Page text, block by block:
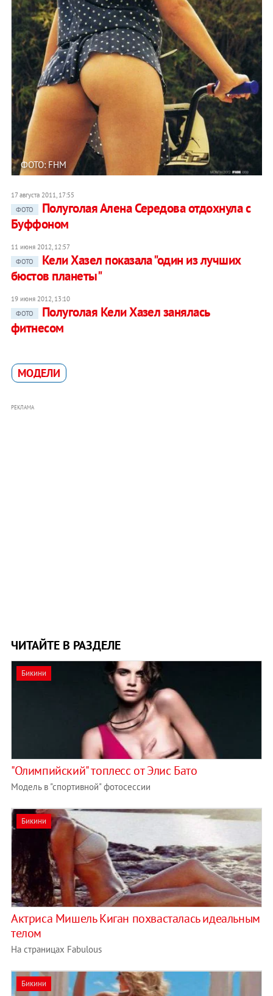
ФОТО: FHM
17 августа 2011, 17:55
ФОТО
Полуголая Алена Середова отдохнула с
Буффоном
11 июня 2012, 12:57
ФОТО
Кели Хазел показала "один из лучших
бюстов планеты"
19 июня 2012, 13:10
ФОТО
Полуголая Кели Хазел занялась
фитнесом
МОДЕЛИ
РЕКЛАМА
ЧИТАЙТЕ В РАЗДЕЛЕ
Бикини
"Олимпийский" топлесс от Элис Бато
Модель в "спортивной" фотосессии
Бикини
Актриса Мишель Киган похвасталась идеальным
телом
На страницах Fabulous
Бикини